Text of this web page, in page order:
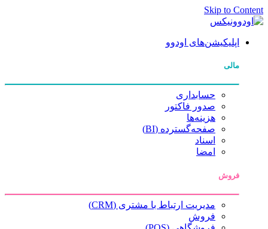
Skip to Content
اپلیکیشن‌های اودوو
مالی
حسابداری
صدور فاکتور
هزینه‌ها
صفحه‌گسترده (BI)
اسناد
امضا
فروش
مدیریت ارتباط با مشتری (CRM)
فروش